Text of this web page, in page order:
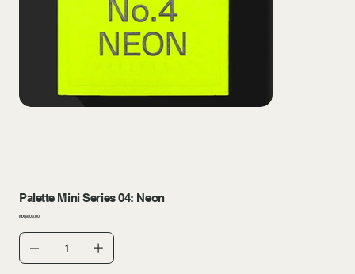
Palette Mini Series 04: Neon
Price
MX$803.00